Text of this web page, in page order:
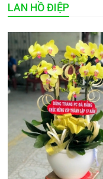
LAN HỒ ĐIỆP
Mua ngay